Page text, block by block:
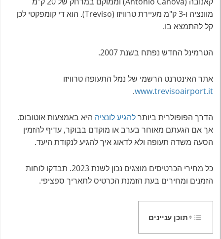
מוונציה ו-3 ק"מ מעיירת טרוויזו (Treviso). הוא די קומפקטי לכן
קל להתמצא בו.
הטרמינל החדש נפתח בשנת 2007.
אתר האינטרנט הרשמי של נמל התעופה טרוויזו
www.trevisoairport.it
.
הדרך הפופולרית ביותרלהגיע לונציה היא באמצעות אוטובוס.
אך אם הגעתם מאוחר בערב או מוקדם בבוקר, עדיף להזמין
הסעה משדה תעופה ולא לדאוג איך להגיע לנקודת היעד.
כל מחירי הכרטיסים מוצגים נכון לשנת 2023. תבדקו לוחות
הזמנים ומחירים בעת הזמנת הכרטיס לתאריך ספציפי.
תוכן עניינים